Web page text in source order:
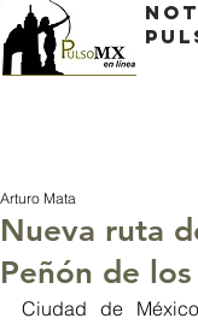
Nueva ruta
Peñón de
Arturo Mata
Ciudad de